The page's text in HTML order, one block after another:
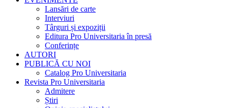
Lansări de carte
Interviuri
Târguri și expoziții
Editura Pro Universitaria în presă
Conferințe
AUTORI
PUBLICĂ CU NOI
Catalog Pro Universitaria
Revista Pro Universitaria
Admitere
Știri